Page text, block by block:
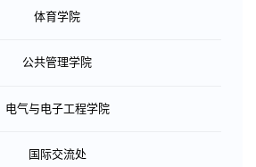
体育学院
公共管理学院
电气与电子工程学院
国际交流处